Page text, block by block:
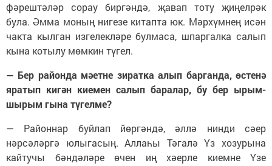
фәрештәләр сорау биргәндә, җавап тоту җиңелрәк
була. Әмма моның нигезе китапта юк. Мәрхүмнең исән
чакта кылган изгелекләре булмаса, шпаргалка салып
кына котылу мөмкин түгел.
— Бер районда мәетне зиратка алып барганда, өстенә
яратып кигән киемен салып баралар, бу бер ырым-
шырым гына түгелме?
— Районнар буйлап йөргәндә, әллә нинди сәер
нәрсәләргә юлыгасың. Аллаһы Тәгалә Үз хозурына
кайтучы бәндәләре өчен иң хәерле киемне Үзе